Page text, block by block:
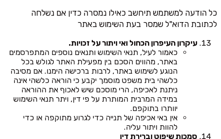
כל הודעה למשתמש תיחשב כאילו נמסרה כדין אם נשלחה
לכתובת הדוא"ל שמסר בעת השימוש באתר
עיקרון העיפרון הכחול ואי ויתור על זכויות.
כאמור לעיל, תנאי השימוש ותנאים נוספים המתפרסמים
באתר, מהווים הסכם בין מפעילת האתר לגולש בכל
הנוגע לשימוש באתר, לרבות ברכישה הימנו. אם מסיבה
כלשהי בית משפט מוסמך יקבע כי הוראה כלשהי אינה
ניתנת לאכיפה, הרי מוסכם שיש לאכוף את ההוראה
במידה המרבית המותרת על פי דין, ויתר תנאי השימוש
יוותרו בתוקפם.
אין באי אכיפה של תנייה כדי לגרוע מתוקפה או כדי
להוות ויתור עליה.
סמכות שיפוט וברירת דין